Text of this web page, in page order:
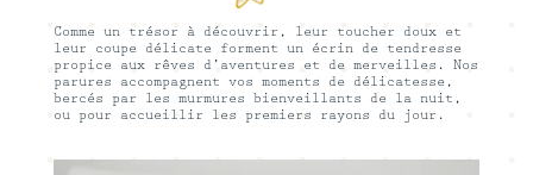
Comme un trésor à découvrir, leur toucher doux et
leur coupe délicate forment un écrin de tendresse
propice aux rêves d’aventures et de merveilles. Nos
parures accompagnent vos moments de délicatesse,
bercés par les murmures bienveillants de la nuit,
ou pour accueillir les premiers rayons du jour.